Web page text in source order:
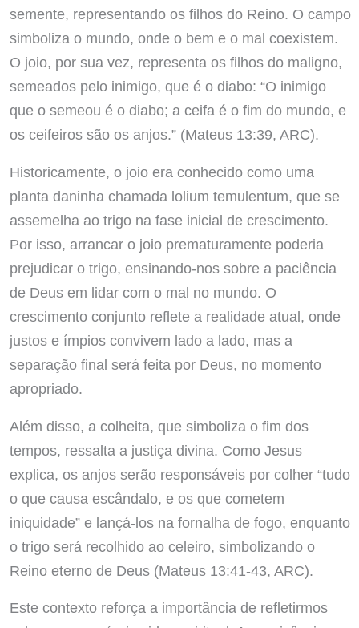
semente, representando os filhos do Reino. O campo
simboliza o mundo, onde o bem e o mal coexistem.
O joio, por sua vez, representa os filhos do maligno,
semeados pelo inimigo, que é o diabo: “O inimigo
que o semeou é o diabo; a ceifa é o fim do mundo, e
os ceifeiros são os anjos.” (Mateus 13:39, ARC).
Historicamente, o joio era conhecido como uma
planta daninha chamada lolium temulentum, que se
assemelha ao trigo na fase inicial de crescimento.
Por isso, arrancar o joio prematuramente poderia
prejudicar o trigo, ensinando-nos sobre a paciência
de Deus em lidar com o mal no mundo. O
crescimento conjunto reflete a realidade atual, onde
justos e ímpios convivem lado a lado, mas a
separação final será feita por Deus, no momento
apropriado.
Além disso, a colheita, que simboliza o fim dos
tempos, ressalta a justiça divina. Como Jesus
explica, os anjos serão responsáveis por colher “tudo
o que causa escândalo, e os que cometem
iniquidade” e lançá-los na fornalha de fogo, enquanto
o trigo será recolhido ao celeiro, simbolizando o
Reino eterno de Deus (Mateus 13:41-43, ARC).
Este contexto reforça a importância de refletirmos